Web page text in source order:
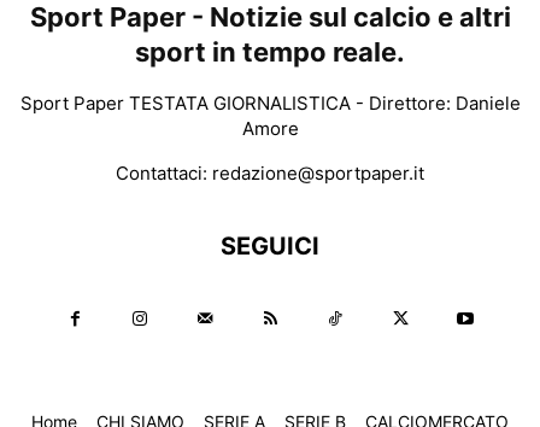
Sport Paper - Notizie sul calcio e altri
sport in tempo reale.
Sport Paper TESTATA GIORNALISTICA - Direttore: Daniele
Amore
Contattaci: redazione@sportpaper.it
SEGUICI
Home CHI SIAMO SERIE A SERIE B CALCIOMERCATO